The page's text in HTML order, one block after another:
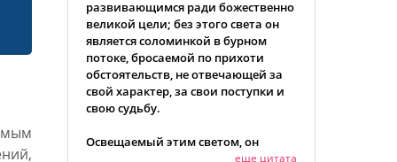
развивающимся ради божественно
великой цели; без этого света он
является соломинкой в бурном
потоке, бросаемой по прихоти
обстоятельств, не отвечающей за
свой характер, за свои поступки и
свою судьбу.
Освещаемый этим светом, он
может смотреть вперед без страха,
еще цитата